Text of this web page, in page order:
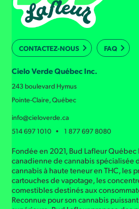
CONTACTEZ-NOUS FAQ
Cielo Verde Québec Inc.
243 boulevard Hymus
Pointe-Claire, Québec
info@cieloverde.ca
514 697 1010 • 1 877 697 8080
Fondée en 2021, Bud Lafleur
canadienne de cannabis spécialisée
cannabis à haute teneur en THC, les
cartouches de vapotage, les
comestibles destinés aux
Reconnue pour son cannabis